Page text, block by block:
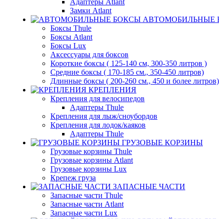
Адаптеры Atlant
Замки Atlant
АВТОМОБИЛЬНЫЕ
Боксы Thule
Боксы Atlant
Боксы Lux
Аксессуары для боксов
Короткие боксы ( 125-140 см, 300-350 литров )
Средние боксы ( 170-185 см., 350-450 литров)
Длинные боксы ( 200-260 см., 450 и более литров)
КРЕПЛЕНИЯ
Крепления для велосипедов
Адаптеры Thule
Крепления для лыж/сноубордов
Крепления для лодок/каяков
Адаптеры Thule
ГРУЗОВЫЕ КОРЗИНЫ
Грузовые корзины Thule
Грузовые корзины Atlant
Грузовые корзины Lux
Крепеж груза
ЗАПАСНЫЕ ЧАСТИ
Запасные части Thule
Запасные части Atlant
Запасные части Lux